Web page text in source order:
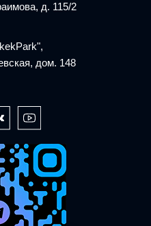
д. 115/2
дом. 148